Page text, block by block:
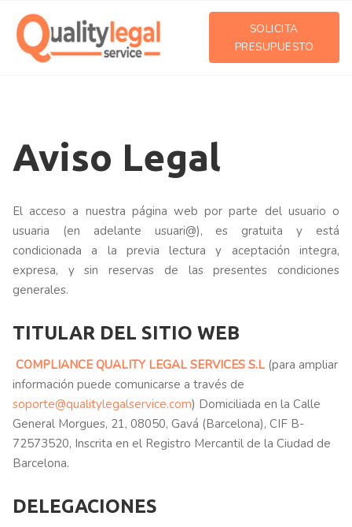
SOLICITA
PRESUPUESTO
Aviso Legal
El acceso a nuestra página web por parte del usuario o
usuaria (en adelante usuari@), es gratuita y está
condicionada a la previa lectura y aceptación integra,
expresa, y sin reservas de las presentes condiciones
generales.
TITULAR DEL SITIO WEB
COMPLIANCE QUALITY LEGAL SERVICES S.L (para ampliar
información puede comunicarse a través de
soporte@qualitylegalservice.com) Domiciliada en la Calle
General Morgues, 21, 08050, Gavá (Barcelona), CIF B-
72573520, Inscrita en el Registro Mercantil de la Ciudad de
Barcelona.
DELEGACIONES